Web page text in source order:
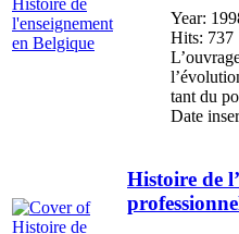
Year:
Hits: 737
tant du
Date
Histoire de